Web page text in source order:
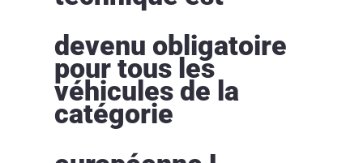
devenu obligatoire
pour tous les
véhicules de la
catégorie